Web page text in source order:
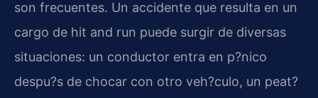
son frecuentes. Un accidente que resulta en un
cargo de hit and run puede surgir de diversas
situaciones: un conductor entra en p?nico
despu?s de chocar con otro veh?culo, un peat?